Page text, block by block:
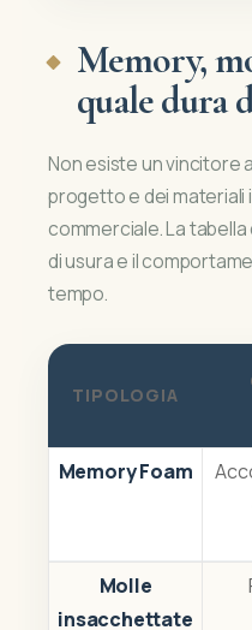
Memory,
quale dura
Non esiste un vincitore
progetto e dei materiali
commerciale. La
di usura e il
tempo.
TIPOLOGIA
Memory Foam
Molle
insacchettate